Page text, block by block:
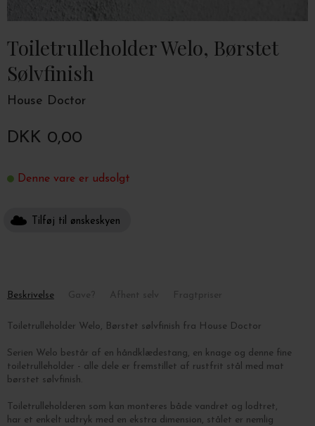
Toiletrulleholder Welo, Børstet
Sølvfinish
House Doctor
DKK 0,00
Denne vare er udsolgt
Tilføj til ønskeskyen
Beskrivelse
Toiletrulleholder Welo, Børstet sølvfinish fra House Doctor
Serien Welo består af en håndklædestang, en knage og denne fine
toiletrulleholder - alle dele er fremstillet af rustfrit stål med mat
børstet sølvfinish.
Toiletrulleholderen som kan monteres både vandret og lodtret,
har et enkelt udtryk med en ekstra dimension, stålet er nemlig